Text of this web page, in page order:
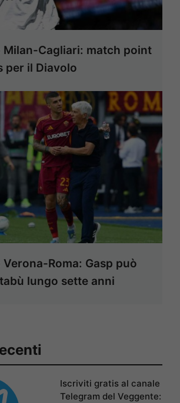
Milan-Cagliari: match point
per il Diavolo
Roma: Gasp può
lungo sette anni
Iscriviti gratis al canale
Telegram del Veggente: